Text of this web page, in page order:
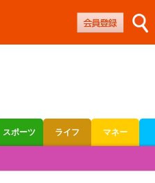
スポーツ ライフ マネー